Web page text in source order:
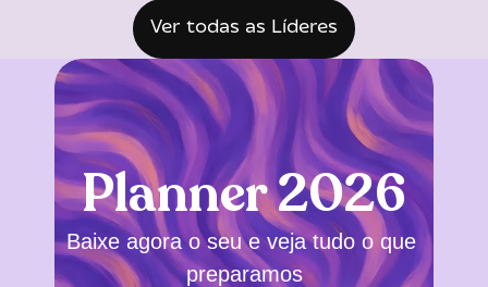
Ver todas as Líderes
Planner 2026
Baixe agora o seu e veja tudo o que
preparamos